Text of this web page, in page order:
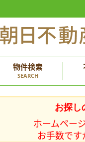
物件検索
SEARCH
お探し
ホームペー
お手数です